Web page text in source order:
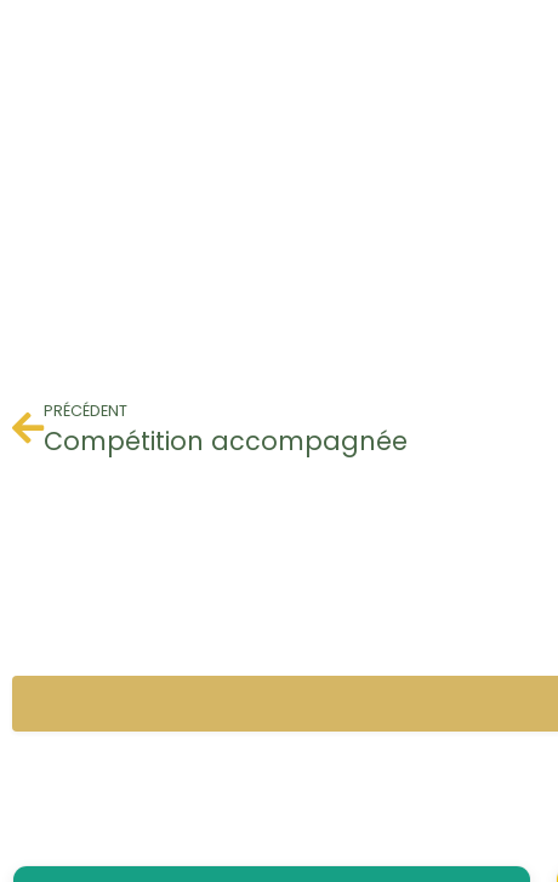
PRÉCÉDENT
Compétition accompagnée